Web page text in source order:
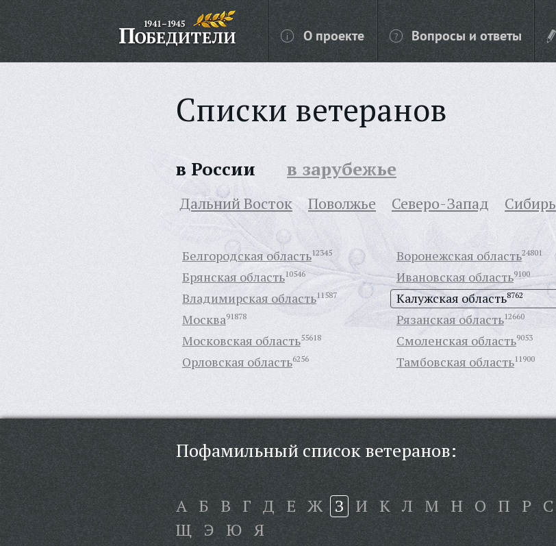
О проекте Вопросы и ответы
Списки ветеранов
в России в зарубежье
Дальний Восток Поволжье Северо-Запад Сибирь
Белгородская область12345
Брянская область10546
Владимирская область11587
Воронежская область24801
Ивановская область9100
Калужская область8762
Москва91878
Московская область55618
Орловская область6256
Рязанская область12660
Смоленская область9053
Тамбовская область11900
Пофамильный список ветеранов:
А Б В Г Д Е Ж З И К Л М Н О П Р С
Щ Э Ю Я